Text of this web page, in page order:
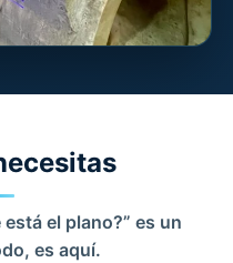
el plano?” es un
es aquí.